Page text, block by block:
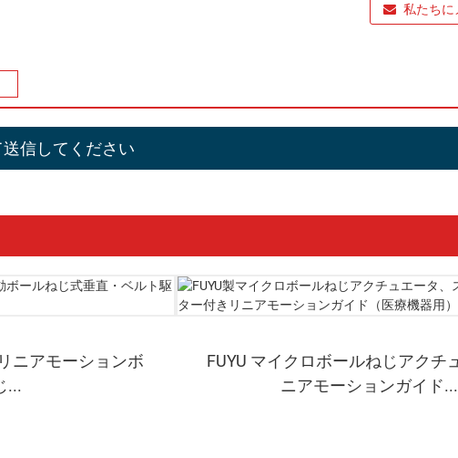
私たちに
信してください
ニアモーションボ
...
FUYU マイクロボールねじアクチ
ニアモーションガイド...